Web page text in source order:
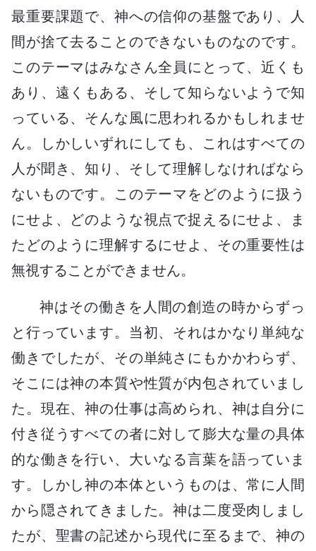
最重要課題で、神への信仰の基盤であり、人
間が捨て去ることのできないものなのです。
このテーマはみなさん全員にとって、近くも
あり、遠くもある、そして知らないようで知
っている、そんな風に思われるかもしれませ
ん。しかしいずれにしても、これはすべての
人が聞き、知り、そして理解しなければなら
ないものです。このテーマをどのように扱う
にせよ、どのような視点で捉えるにせよ、ま
たどのように理解するにせよ、その重要性は
無視することができません。
神はその働きを人間の創造の時からずっ
と行っています。当初、それはかなり単純な
働きでしたが、その単純さにもかかわらず、
そこには神の本質や性質が内包されていまし
た。現在、神の仕事は高められ、神は自分に
付き従うすべての者に対して膨大な量の具体
的な働きを行い、大いなる言葉を語っていま
す。しかし神の本体というものは、常に人間
から隠されてきました。神は二度受肉しまし
たが、聖書の記述から現代に至るまで、神の